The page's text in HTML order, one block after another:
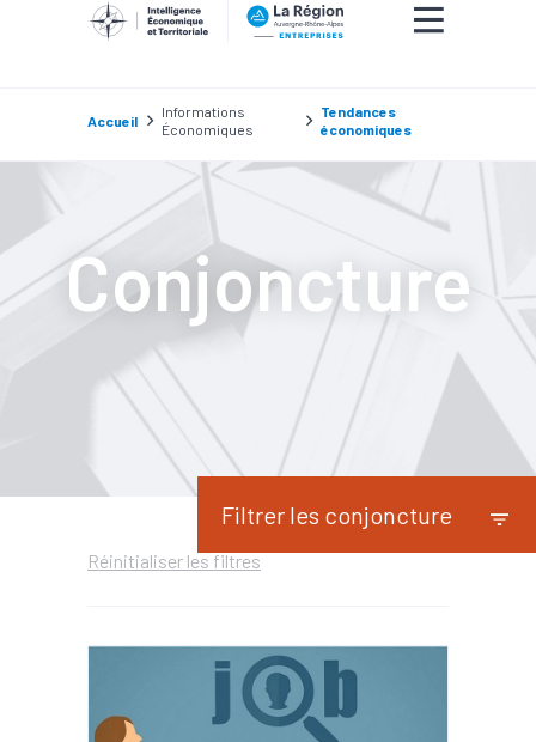
Accueil
Informations
Économiques
Tendances
économiques
Conjoncture
Filtrer les conjoncture
Réinitialiser les filtres